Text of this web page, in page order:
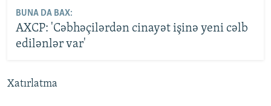
BUNA DA BAX:
AXCP: 'Cəbhəçilərdən cinayət işinə yeni cəlb
edilənlər var'
Xatırlatma